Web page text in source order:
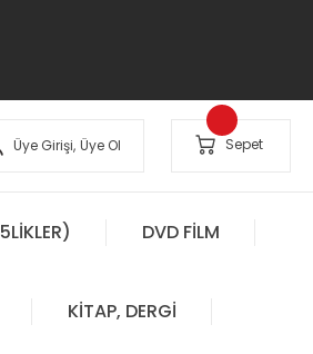
Üye Girişi, Üye Ol Sepet
DVD FİLM
KİTAP, DERGİ